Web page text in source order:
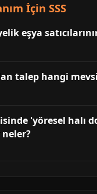
İçin SSS
eşya
talep hangi
'yöresel